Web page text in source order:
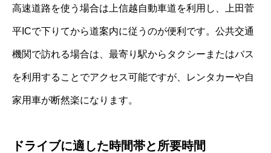
高速道路を使う場合は上信越自動車道を利用し、上田菅
平ICで下りてから道案内に従うのが便利です。公共交通
機関で訪れる場合は、最寄り駅からタクシーまたはバス
を利用することでアクセス可能ですが、レンタカーや自
家用車が断然楽になります。
ドライブに適した時間帯と所要時間